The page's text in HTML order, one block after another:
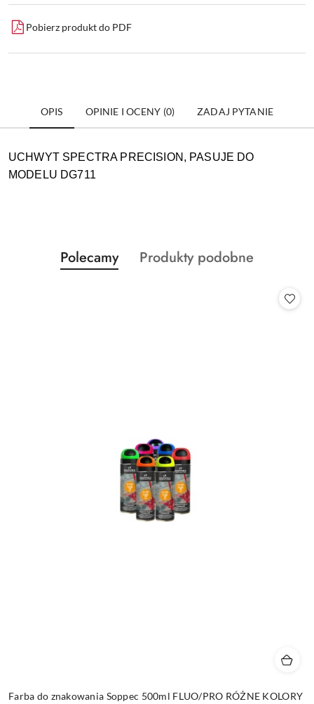
Pobierz produkt do PDF
OPIS OPINIE I OCENY (0) ZADAJ PYTANIE
UCHWYT SPECTRA PRECISION, PASUJE DO
MODELU DG711
Pomiń karuzelę produktów
Produkty
o
Polecamy
Produkty
Produkty podobne
Farba do znakowania Soppec 500ml FLUO/PRO RÓŻNE KOLORY